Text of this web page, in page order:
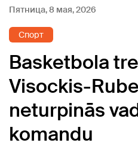
Пятница, 8 мая, 2026
Спорт
Basketbola
Visockis-
neturpinās
komandu